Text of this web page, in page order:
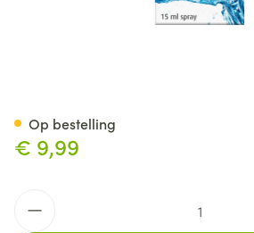
€ 9,99
Op bestelling